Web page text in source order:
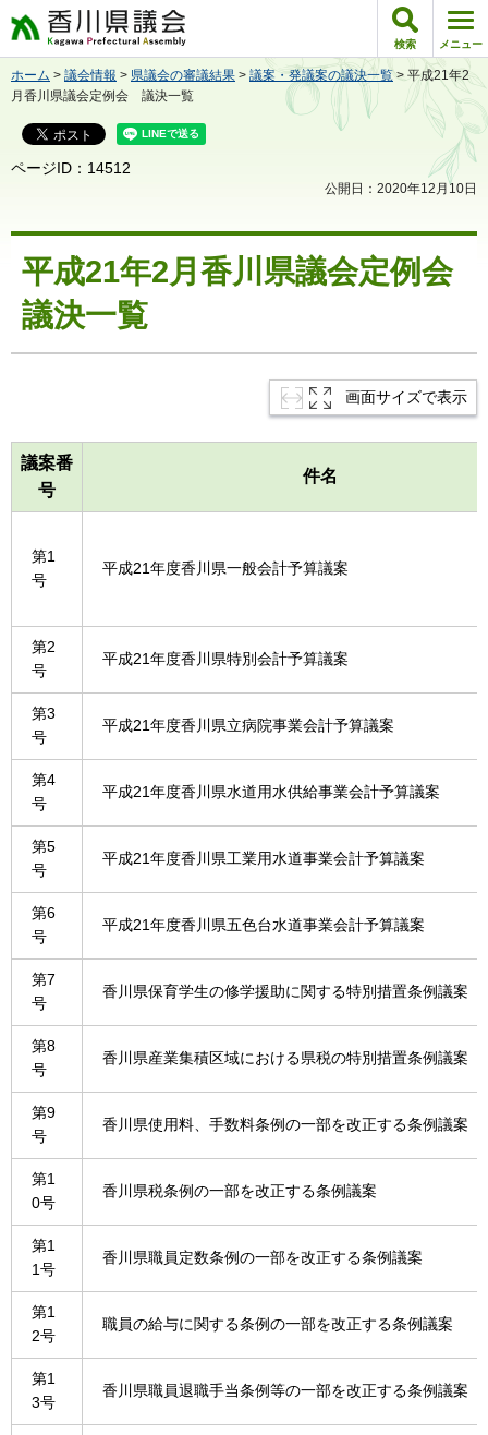
香川県議会 検索 メニュー
ホーム > 議会情報 > 県議会の審議結果 > 議案・発議案の議決一覧 > 平成21年2
月香川県議会定例会 議決一覧
ページID：14512
公開日：2020年12月10日
平成21年2月香川県議会定例会
議決一覧
画面サイズで表示
議案番
号
件名
第1
号
平成21年度香川県一般会計予算議案
第2
号
平成21年度香川県特別会計予算議案
第3
号
平成21年度香川県立病院事業会計予算議案
第4
号
平成21年度香川県水道用水供給事業会計予算議案
第5
号
平成21年度香川県工業用水道事業会計予算議案
第6
号
平成21年度香川県五色台水道事業会計予算議案
第7
号
香川県保育学生の修学援助に関する特別措置条例議案
第8
号
香川県産業集積区域における県税の特別措置条例議案
第9
号
香川県使用料、手数料条例の一部を改正する条例議案
第1
0号
香川県税条例の一部を改正する条例議案
第1
1号
香川県職員定数条例の一部を改正する条例議案
第1
2号
職員の給与に関する条例の一部を改正する条例議案
第1
3号
香川県職員退職手当条例等の一部を改正する条例議案